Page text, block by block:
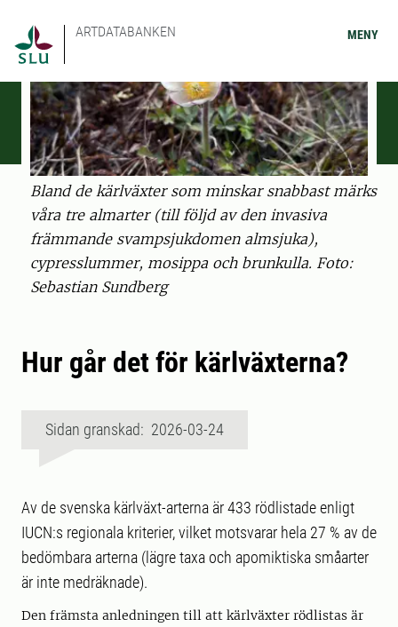
ARTDATABANKEN MENY
Bland de kärlväxter som minskar snabbast märks
våra tre almarter (till följd av den invasiva
främmande svampsjukdomen almsjuka),
cypresslummer, mosippa och brunkulla. Foto:
Sebastian Sundberg
Hur går det för kärlväxterna?
Sidan granskad: 2026-03-24
Av de svenska kärlväxt-arterna är 433 rödlistade enligt
IUCN:s regionala kriterier, vilket motsvarar hela 27 % av de
bedömbara arterna (lägre taxa och apomiktiska småarter
är inte medräknade).
Den främsta anledningen till att kärlväxter rödlistas är